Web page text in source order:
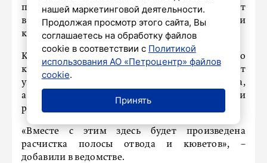
проекта «Инфраструктура для жизни» приведут
в порядок отрезок протяженностью более семи
километров.
Как сообщает пресс-служба Дорожного
комитета Ленобласти, подрядчику предстоит
укрепить обочины, уложить два слоя асфальта,
а также установить новые знаки и нанести
разметку.
«Вместе с этим здесь будет произведена
расчистка полосы отвода и кюветов», –
добавили в ведомстве.
нашей маркетинговой деятельности.
Продолжая просмотр этого сайта, Вы
соглашаетесь на обработку файлов
cookie в соответствии с Политикой
использования АО «Петроцентр» файлов
cookie.
Принять